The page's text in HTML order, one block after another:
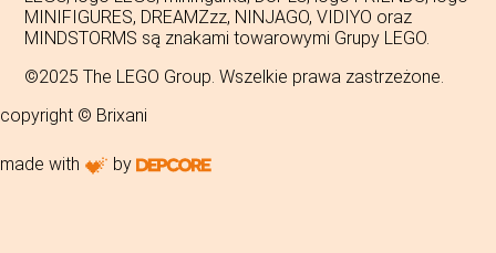
MINIFIGURES, DREAMZzz, NINJAGO, VIDIYO oraz
MINDSTORMS są znakami towarowymi Grupy LEGO.
©2025 The LEGO Group. Wszelkie prawa zastrzeżone.
copyright © Brixani
made with by